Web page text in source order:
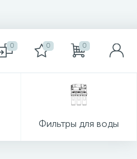
0 0 0
Фильтры для воды